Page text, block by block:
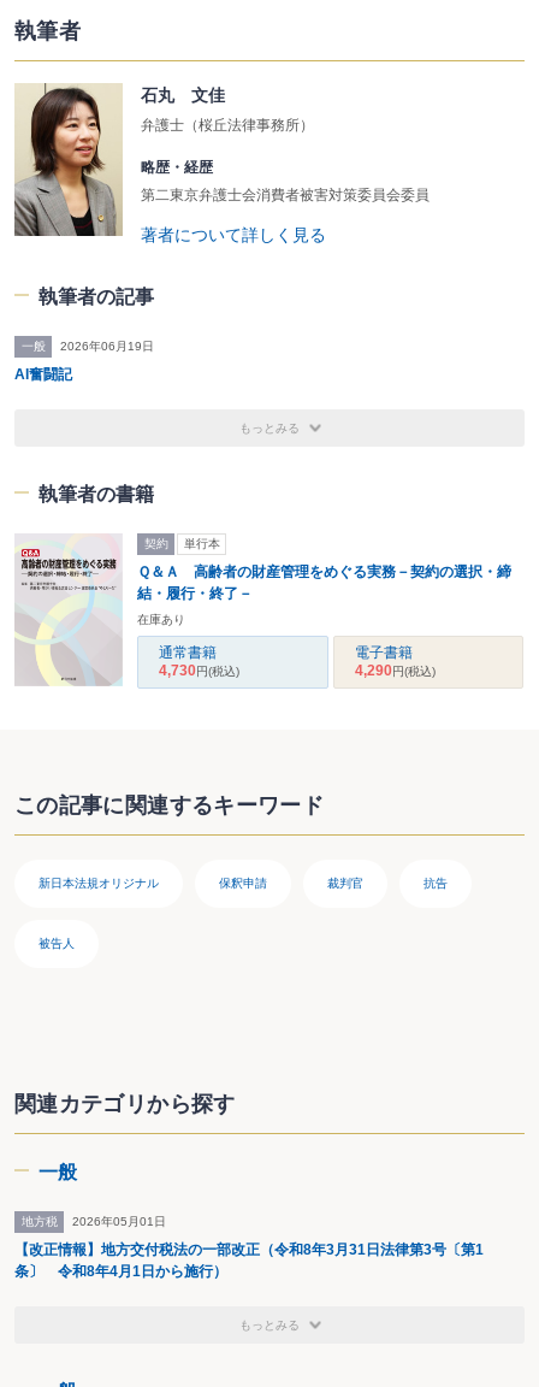
執筆者
石丸 文佳
弁護士（桜丘法律事務所）
略歴・経歴
第二東京弁護士会消費者被害対策委員会委員
著者について詳しく見る
執筆者の記事
一般 2026年06月19日
AI奮闘記
もっとみる
執筆者の書籍
契約 単行本
Ｑ＆Ａ 高齢者の財産管理をめぐる実務－契約の選択・締
結・履行・終了－
在庫あり
通常書籍
4,730円(税込)
電子書籍
4,290円(税込)
この記事に関連するキーワード
新日本法規オリジナル 保釈申請 裁判官 抗告
被告人
関連カテゴリから探す
一般
地方税 2026年05月01日
【改正情報】地方交付税法の一部改正（令和8年3月31日法律第3号〔第1
条〕 令和8年4月1日から施行）
もっとみる